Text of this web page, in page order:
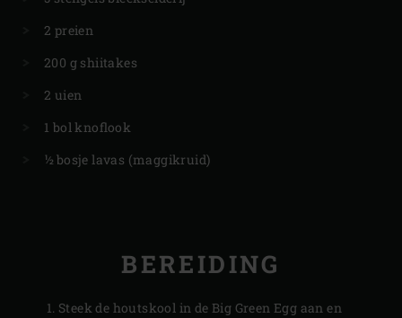
2 preien
200 g shiitakes
2 uien
1 bol knoflook
½ bosje lavas (maggikruid)
BEREIDING
Steek de houtskool in de Big Green Egg aan en